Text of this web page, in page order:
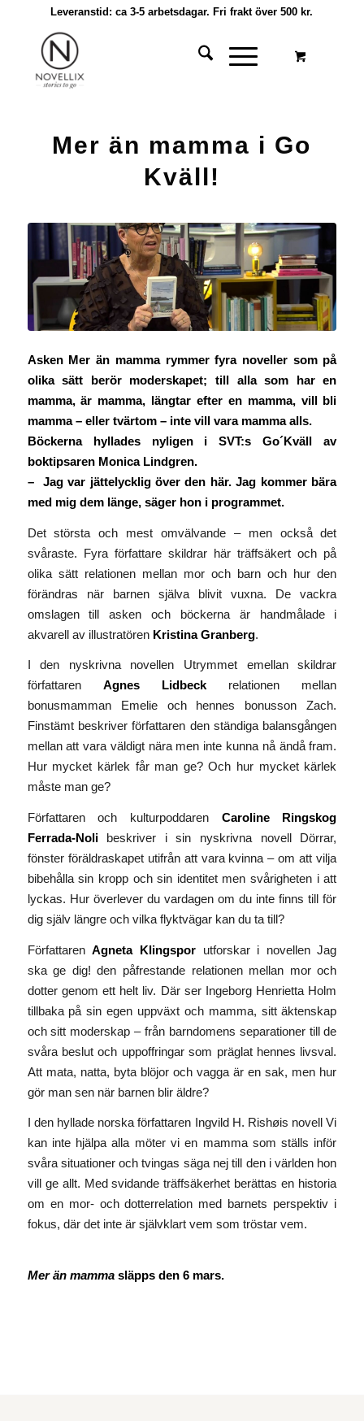
Leveranstid: ca 3-5 arbetsdagar. Fri frakt över 500 kr.
Mer än mamma i Go
Kväll!
Asken Mer än mammarymmer fyra noveller som på
olika sätt berör moderskapet; till alla som har en
mamma, är mamma, längtar efter en mamma, vill bli
mamma – eller tvärtom – inte vill vara mamma alls.
Böckerna hyllades nyligen i SVT:s Go´Kväll av
boktipsaren Monica Lindgren.
–
Jag var jättelycklig över den här. Jag kommer bära
med mig dem länge, säger hon i programmet.
Det största och mest omvälvande – men också det
svåraste. Fyra författare skildrar här träffsäkert och på
olika sätt relationen mellan mor och barn och hur den
förändras när barnen själva blivit vuxna. De vackra
omslagen till asken och böckerna är handmålade i
akvarell av illustratören Kristina Granberg.
I den nyskrivna novellen Utrymmet emellanskildrar
författaren Agnes Lidbeck relationen mellan
bonusmamman Emelie och hennes bonusson Zach.
Finstämt beskriver författaren den ständiga balansgången
mellan att vara väldigt nära men inte kunna nå ändå fram.
Hur mycket kärlek får man ge? Och hur mycket kärlek
måste man ge?
Författaren och kulturpoddaren Caroline Ringskog
Ferrada-Nolibeskriver i sin nyskrivna novell Dörrar,
fönsterföräldraskapet utifrån att vara kvinna – om att vilja
bibehålla sin kropp och sin identitet men svårigheten i att
lyckas. Hur överlever du vardagen om du inte finns till för
dig själv längre och vilka flyktvägar kan du ta till?
FörfattarenAgneta Klingsporutforskar i novellenJag
ska ge dig! den påfrestande relationen mellan mor och
dotter genom ett helt liv. Där ser Ingeborg Henrietta Holm
tillbaka på sin egen uppväxt och mamma, sitt äktenskap
och sitt moderskap – från barndomens separationer till de
svåra beslut och uppoffringar som präglat hennes livsval.
Att mata, natta, byta blöjor och vagga är en sak, men hur
gör man sen när barnen blir äldre?
I den hyllade norska författaren Ingvild H. Rishøis novellVi
kan inte hjälpa alla möter vi en mamma som ställs inför
svåra situationer och tvingas säga nej till den i världen hon
vill ge allt. Med svidande träffsäkerhet berättas en historia
om en mor- och dotterrelation med barnets perspektiv i
fokus, där det inte är självklart vem som tröstar vem.
Mer än mammasläpps den 6 mars.